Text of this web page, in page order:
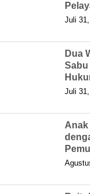
Juli
Dua
Sabu
Juli
Anak